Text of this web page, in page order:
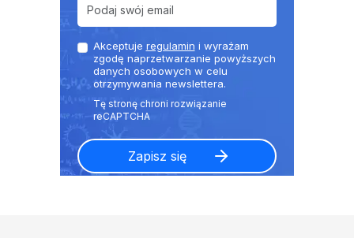
Akceptuje regulamin i wyrażam
zgodę naprzetwarzanie powyższych
danych osobowych w celu
otrzymywania newslettera.